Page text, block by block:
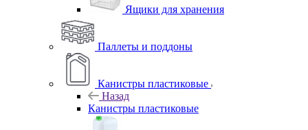
Ящики для хранения
Паллеты и поддоны
Канистры пластиковые
Назад
Канистры пластиковые